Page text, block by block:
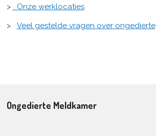
> Onze werklocaties
> Veel gestelde vragen over ongedierte
Ongedierte Meldkamer